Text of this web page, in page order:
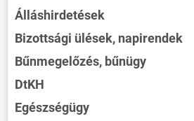
Álláshirdetések
Bizottsági ülések, napirendek
Bűnmegelőzés, bűnügy
DtKH
Egészségügy